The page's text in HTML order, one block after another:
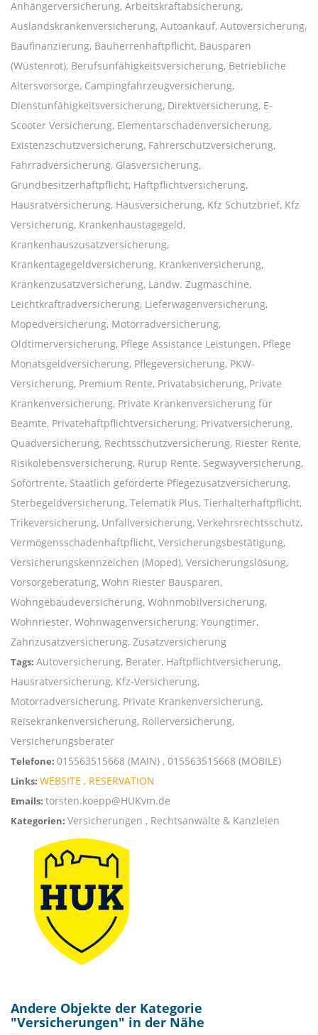
Anhängerversicherung, Arbeitskraftabsicherung,
Auslandskrankenversicherung, Autoankauf, Autoversicherung,
Baufinanzierung, Bauherrenhaftpflicht, Bausparen
(Wüstenrot), Berufsunfähigkeitsversicherung, Betriebliche
Altersvorsorge, Campingfahrzeugversicherung,
Dienstunfähigkeitsversicherung, Direktversicherung, E-
Scooter Versicherung, Elementarschadenversicherung,
Existenzschutzversicherung, Fahrerschutzversicherung,
Fahrradversicherung, Glasversicherung,
Grundbesitzerhaftpflicht, Haftpflichtversicherung,
Hausratversicherung, Hausversicherung, Kfz Schutzbrief, Kfz
Versicherung, Krankenhaustagegeld,
Krankenhauszusatzversicherung,
Krankentagegeldversicherung, Krankenversicherung,
Krankenzusatzversicherung, Landw. Zugmaschine,
Leichtkraftradversicherung, Lieferwagenversicherung,
Mopedversicherung, Motorradversicherung,
Oldtimerversicherung, Pflege Assistance Leistungen, Pflege
Monatsgeldversicherung, Pflegeversicherung, PKW-
Versicherung, Premium Rente, Privatabsicherung, Private
Krankenversicherung, Private Krankenversicherung für
Beamte, Privatehaftpflichtversicherung, Privatversicherung,
Quadversicherung, Rechtsschutzversicherung, Riester Rente,
Risikolebensversicherung, Rürup Rente, Segwayversicherung,
Sofortrente, Staatlich geförderte Pflegezusatzversicherung,
Sterbegeldversicherung, Telematik Plus, Tierhalterhaftpflicht,
Trikeversicherung, Unfallversicherung, Verkehrsrechtsschutz,
Vermögensschadenhaftpflicht, Versicherungsbestätigung,
Versicherungskennzeichen (Moped), Versicherungslösung,
Vorsorgeberatung, Wohn Riester Bausparen,
Wohngebäudeversicherung, Wohnmobilversicherung,
Wohnriester, Wohnwagenversicherung, Youngtimer,
Zahnzusatzversicherung, Zusatzversicherung
Tags: Autoversicherung, Berater, Haftpflichtversicherung,
Hausratversicherung, Kfz-Versicherung,
Motorradversicherung, Private Krankenversicherung,
Reisekrankenversicherung, Rollerversicherung,
Versicherungsberater
Telefone: 015563515668 (MAIN) , 015563515668 (MOBILE)
Links: WEBSITE , RESERVATION
Emails: torsten.koepp@HUKvm.de
Kategorien: Versicherungen , Rechtsanwälte & Kanzleien
Andere Objekte der Kategorie
"Versicherungen" in der Nähe